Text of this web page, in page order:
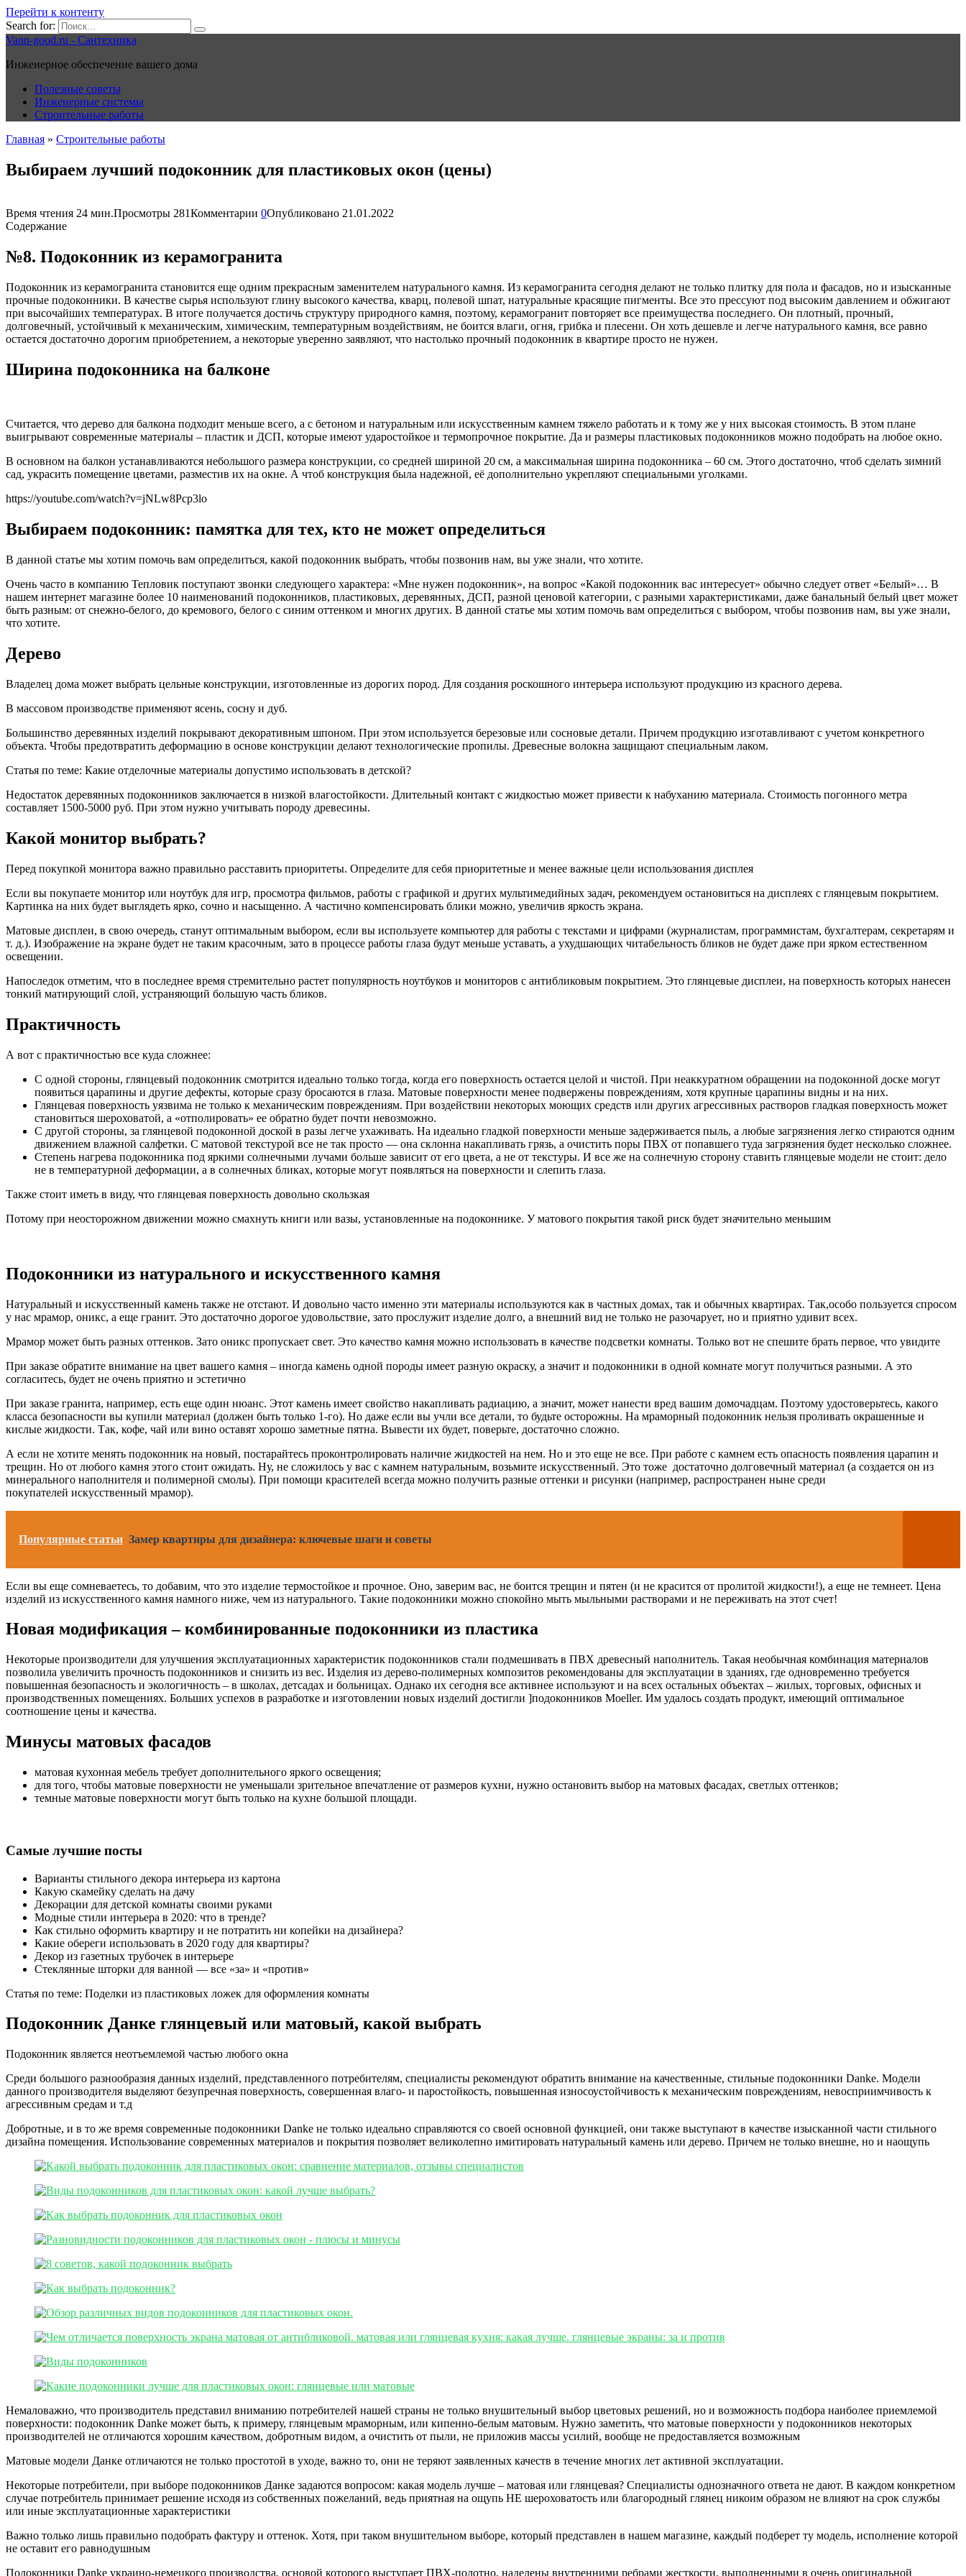
Перейти к контенту
Search for:
Vann-good.ru - Сантехника
Инженерное обеспечение вашего дома
Полезные советы
Инженерные системы
Строительные работы
Главная » Строительные работы
Выбираем лучший подоконник для пластиковых окон (цены)
Время чтения 24 мин.Просмотры 281Комментарии 0Опубликовано 21.01.2022
Содержание
№8. Подоконник из керамогранита
Подоконник из керамогранита становится еще одним прекрасным заменителем натурального камня. Из керамогранита сегодня делают не только плитку для пола и фасадов, но и изысканные
прочные подоконники. В качестве сырья используют глину высокого качества, кварц, полевой шпат, натуральные красящие пигменты. Все это прессуют под высоким давлением и обжигают
при высочайших температурах. В итоге получается достичь структуру природного камня, поэтому, керамогранит повторяет все преимущества последнего. Он плотный, прочный,
долговечный, устойчивый к механическим, химическим, температурным воздействиям, не боится влаги, огня, грибка и плесени. Он хоть дешевле и легче натурального камня, все равно
остается достаточно дорогим приобретением, а некоторые уверенно заявляют, что настолько прочный подоконник в квартире просто не нужен.
Ширина подоконника на балконе
Считается, что дерево для балкона подходит меньше всего, а с бетоном и натуральным или искусственным камнем тяжело работать и к тому же у них высокая стоимость. В этом плане
выигрывают современные материалы – пластик и ДСП, которые имеют ударостойкое и термопрочное покрытие. Да и размеры пластиковых подоконников можно подобрать на любое окно.
В основном на балкон устанавливаются небольшого размера конструкции, со средней шириной 20 см, а максимальная ширина подоконника – 60 см. Этого достаточно, чтоб сделать зимний
сад, украсить помещение цветами, разместив их на окне. А чтоб конструкция была надежной, её дополнительно укрепляют специальными уголками.
https://youtube.com/watch?v=jNLw8Pcp3lo
Выбираем подоконник: памятка для тех, кто не может определиться
В данной статье мы хотим помочь вам определиться, какой подоконник выбрать, чтобы позвонив нам, вы уже знали, что хотите.
Очень часто в компанию Тепловик поступают звонки следующего характера: «Мне нужен подоконник», на вопрос «Какой подоконник вас интересует» обычно следует ответ «Белый»… В
нашем интернет магазине более 10 наименований подоконников, пластиковых, деревянных, ДСП, разной ценовой категории, с разными характеристиками, даже банальный белый цвет может
быть разным: от снежно-белого, до кремового, белого с синим оттенком и многих других. В данной статье мы хотим помочь вам определиться с выбором, чтобы позвонив нам, вы уже знали,
что хотите.
Дерево
Владелец дома может выбрать цельные конструкции, изготовленные из дорогих пород. Для создания роскошного интерьера используют продукцию из красного дерева.
В массовом производстве применяют ясень, сосну и дуб.
Большинство деревянных изделий покрывают декоративным шпоном. При этом используется березовые или сосновые детали. Причем продукцию изготавливают с учетом конкретного
объекта. Чтобы предотвратить деформацию в основе конструкции делают технологические пропилы. Древесные волокна защищают специальным лаком.
Статья по теме: Какие отделочные материалы допустимо использовать в детской?
Недостаток деревянных подоконников заключается в низкой влагостойкости. Длительный контакт с жидкостью может привести к набуханию материала. Стоимость погонного метра
составляет 1500-5000 руб. При этом нужно учитывать породу древесины.
Какой монитор выбрать?
Перед покупкой монитора важно правильно расставить приоритеты. Определите для себя приоритетные и менее важные цели использования дисплея
Если вы покупаете монитор или ноутбук для игр, просмотра фильмов, работы с графикой и других мультимедийных задач, рекомендуем остановиться на дисплеях с глянцевым покрытием.
Картинка на них будет выглядеть ярко, сочно и насыщенно. А частично компенсировать блики можно, увеличив яркость экрана.
Матовые дисплеи, в свою очередь, станут оптимальным выбором, если вы используете компьютер для работы с текстами и цифрами (журналистам, программистам, бухгалтерам, секретарям и
т. д.). Изображение на экране будет не таким красочным, зато в процессе работы глаза будут меньше уставать, а ухудшающих читабельность бликов не будет даже при ярком естественном
освещении.
Напоследок отметим, что в последнее время стремительно растет популярность ноутбуков и мониторов с антибликовым покрытием. Это глянцевые дисплеи, на поверхность которых нанесен
тонкий матирующий слой, устраняющий большую часть бликов.
Практичность
А вот с практичностью все куда сложнее:
С одной стороны, глянцевый подоконник смотрится идеально только тогда, когда его поверхность остается целой и чистой. При неаккуратном обращении на подоконной доске могут
появиться царапины и другие дефекты, которые сразу бросаются в глаза. Матовые поверхности менее подвержены повреждениям, хотя крупные царапины видны и на них.
Глянцевая поверхность уязвима не только к механическим повреждениям. При воздействии некоторых моющих средств или других агрессивных растворов гладкая поверхность может
становиться шероховатой, а «отполировать» ее обратно будет почти невозможно.
С другой стороны, за глянцевой подоконной доской в разы легче ухаживать. На идеально гладкой поверхности меньше задерживается пыль, а любые загрязнения легко стираются одним
движением влажной салфетки. С матовой текстурой все не так просто — она склонна накапливать грязь, а очистить поры ПВХ от попавшего туда загрязнения будет несколько сложнее.
Степень нагрева подоконника под яркими солнечными лучами больше зависит от его цвета, а не от текстуры. И все же на солнечную сторону ставить глянцевые модели не стоит: дело
не в температурной деформации, а в солнечных бликах, которые могут появляться на поверхности и слепить глаза.
Также стоит иметь в виду, что глянцевая поверхность довольно скользкая
Потому при неосторожном движении можно смахнуть книги или вазы, установленные на подоконнике. У матового покрытия такой риск будет значительно меньшим
Подоконники из натурального и искусственного камня
Натуральный и искусственный камень также не отстают. И довольно часто именно эти материалы используются как в частных домах, так и обычных квартирах. Так,особо пользуется спросом
у нас мрамор, оникс, а еще гранит. Это достаточно дорогое удовольствие, зато прослужит изделие долго, а внешний вид не только не разочарует, но и приятно удивит всех.
Мрамор может быть разных оттенков. Зато оникс пропускает свет. Это качество камня можно использовать в качестве подсветки комнаты. Только вот не спешите брать первое, что увидите
При заказе обратите внимание на цвет вашего камня – иногда камень одной породы имеет разную окраску, а значит и подоконники в одной комнате могут получиться разными. А это
согласитесь, будет не очень приятно и эстетично
При заказе гранита, например, есть еще один нюанс. Этот камень имеет свойство накапливать радиацию, а значит, может нанести вред вашим домочадцам. Поэтому удостоверьтесь, какого
класса безопасности вы купили материал (должен быть только 1-го). Но даже если вы учли все детали, то будьте осторожны. На мраморный подоконник нельзя проливать окрашенные и
кислые жидкости. Так, кофе, чай или вино оставят хорошо заметные пятна. Вывести их будет, поверьте, достаточно сложно.
А если не хотите менять подоконник на новый, постарайтесь проконтролировать наличие жидкостей на нем. Но и это еще не все. При работе с камнем есть опасность появления царапин и
трещин. Но от любого камня этого стоит ожидать. Ну, не сложилось у вас с камнем натуральным, возьмите искусственный. Это тоже достаточно долговечный материал (а создается он из
минерального наполнителя и полимерной смолы). При помощи красителей всегда можно получить разные оттенки и рисунки (например, распространен ныне среди
покупателей искусственный мрамор).
Популярные статьи Замер квартиры для дизайнера: ключевые шаги и советы
Если вы еще сомневаетесь, то добавим, что это изделие термостойкое и прочное. Оно, заверим вас, не боится трещин и пятен (и не красится от пролитой жидкости!), а еще не темнеет. Цена
изделий из искусственного камня намного ниже, чем из натурального. Такие подоконники можно спокойно мыть мыльными растворами и не переживать на этот счет!
Новая модификация – комбинированные подоконники из пластика
Некоторые производители для улучшения эксплуатационных характеристик подоконников стали подмешивать в ПВХ древесный наполнитель. Такая необычная комбинация материалов
позволила увеличить прочность подоконников и снизить из вес. Изделия из дерево-полимерных композитов рекомендованы для эксплуатации в зданиях, где одновременно требуется
повышенная безопасность и экологичность – в школах, детсадах и больницах. Однако их сегодня все активнее используют и на всех остальных объектах – жилых, торговых, офисных и
производственных помещениях. Больших успехов в разработке и изготовлении новых изделий достигли ]подоконников Moeller. Им удалось создать продукт, имеющий оптимальное
соотношение цены и качества.
Минусы матовых фасадов
матовая кухонная мебель требует дополнительного яркого освещения;
для того, чтобы матовые поверхности не уменьшали зрительное впечатление от размеров кухни, нужно остановить выбор на матовых фасадах, светлых оттенков;
темные матовые поверхности могут быть только на кухне большой площади.
Самые лучшие посты
Варианты стильного декора интерьера из картона
Какую скамейку сделать на дачу
Декорации для детской комнаты своими руками
Модные стили интерьера в 2020: что в тренде?
Как стильно оформить квартиру и не потратить ни копейки на дизайнера?
Какие обереги использовать в 2020 году для квартиры?
Декор из газетных трубочек в интерьере
Стеклянные шторки для ванной — все «за» и «против»
Статья по теме: Поделки из пластиковых ложек для оформления комнаты
Подоконник Данке глянцевый или матовый, какой выбрать
Подоконник является неотъемлемой частью любого окна
Среди большого разнообразия данных изделий, представленного потребителям, специалисты рекомендуют обратить внимание на качественные, стильные подоконники Danke. Модели
данного производителя выделяют безупречная поверхность, совершенная влаго- и паростойкость, повышенная износоустойчивость к механическим повреждениям, невосприимчивость к
агрессивным средам и т.д
Добротные, и в то же время современные подоконники Danke не только идеально справляются со своей основной функцией, они также выступают в качестве изысканной части стильного
дизайна помещения. Использование современных материалов и покрытия позволяет великолепно имитировать натуральный камень или дерево. Причем не только внешне, но и наощупь
Немаловажно, что производитель представил вниманию потребителей нашей страны не только внушительный выбор цветовых решений, но и возможность подбора наиболее приемлемой
поверхности: подоконник Danke может быть, к примеру, глянцевым мраморным, или кипенно-белым матовым. Нужно заметить, что матовые поверхности у подоконников некоторых
производителей не отличаются хорошим качеством, добротным видом, а очистить от пыли, не приложив массы усилий, вообще не предоставляется возможным
Матовые модели Данке отличаются не только простотой в уходе, важно то, они не теряют заявленных качеств в течение многих лет активной эксплуатации.
Некоторые потребители, при выборе подоконников Данке задаются вопросом: какая модель лучше – матовая или глянцевая? Специалисты однозначного ответа не дают. В каждом конкретном
случае потребитель принимает решение исходя из собственных пожеланий, ведь приятная на ощупь НЕ шероховатость или благородный глянец никоим образом не влияют на срок службы
или иные эксплуатационные характеристики
Важно только лишь правильно подобрать фактуру и оттенок. Хотя, при таком внушительном выборе, который представлен в нашем магазине, каждый подберет ту модель, исполнение которой
не оставит его равнодушным
Подоконники Danke украино-немецкого производства, основой которого выступает ПВХ-полотно, наделены внутренними ребрами жесткости, выполненными в очень оригинальной